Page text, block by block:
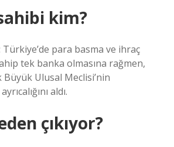
kim?
Türkiye’de para basma ve ihraç
tek banka olmasına rağmen,
Büyük Ulusal Meclisi’nin
aldı.
çıkıyor?